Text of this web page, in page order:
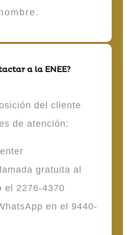
a la ENEE?
del cliente
de atención:
gratuita al
el 2276-4370
en el 9440-